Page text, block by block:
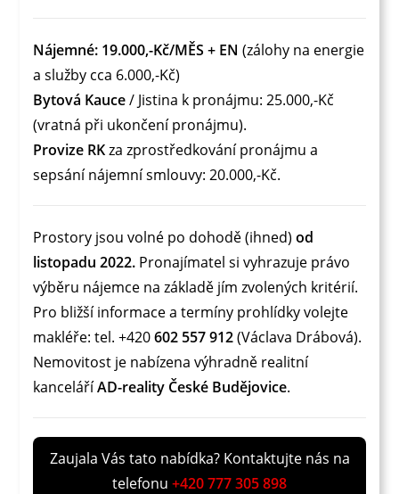
Nájemné: 19.000,-Kč/MĚS + EN (zálohy na energie
a služby cca 6.000,-Kč)
Bytová Kauce/ Jistina k pronájmu: 25.000,-Kč
(vratná při ukončení pronájmu).
Provize RKza zprostředkování pronájmu a
sepsání nájemní smlouvy: 20.000,-Kč.
Prostory jsou volné po dohodě (ihned)od
listopadu 2022. Pronajímatel si vyhrazuje právo
výběru nájemce na základě jím zvolených kritérií.
Pro bližší informace a termíny prohlídky volejte
makléře: tel. +420602 557 912(Václava Drábová).
Nemovitost je nabízena výhradně realitní
kanceláříAD-reality České Budějovice.
Zaujala Vás tato nabídka? Kontaktujte nás na
telefonu +420 777 305 898